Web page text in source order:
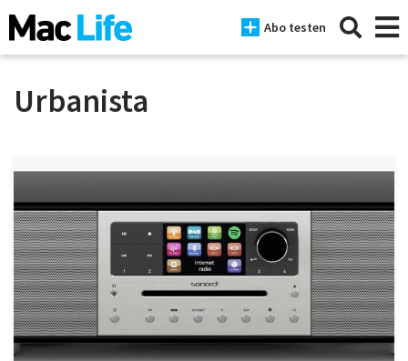
Abo testen
Mac
iPad
Tests
Tipps
Urbanista